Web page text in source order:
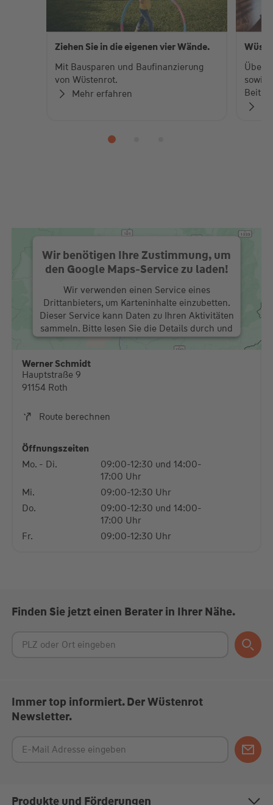
Ziehen Sie in die eigenen vier Wände.
Mit Bausparen und Baufinanzierung
von Wüstenrot.
Mehr erfahren
Über
sowie
Wir benötigen Ihre Zustimmung, um
den Google Maps-Service zu laden!
Wir verwenden einen Service eines
Drittanbieters, um Karteninhalte einzubetten.
Dieser Service kann Daten zu Ihren Aktivitäten
sammeln. Bitte lesen Sie die Details durch und
stimmen Sie der Nutzung des Service zu, um
diese Karte anzuzeigen.
Werner Schmidt
Hauptstraße 9
91154 Roth
Route berechnen
Öffnungszeiten
Mo. - Di.
09:00-12:30 und 14:00-
17:00 Uhr
Mi.
09:00-12:30 Uhr
Do.
09:00-12:30 und 14:00-
17:00 Uhr
Fr.
09:00-12:30 Uhr
Finden Sie jetzt einen Berater in Ihrer Nähe.
Immer top informiert. Der Wüstenrot
Newsletter.
Produkte und Förderungen